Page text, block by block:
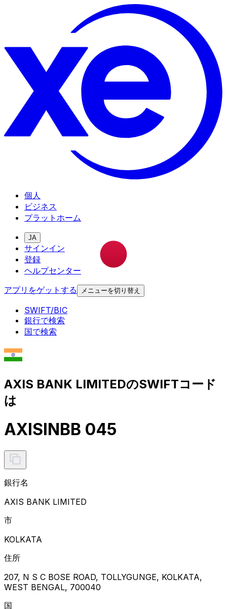
個人
ビジネス
プラットホーム
JA
サインイン
登録
ヘルプセンター
アプリをゲットする
メニューを切り替え
SWIFT/BIC
銀行で検索
国で検索
AXIS BANK LIMITEDのSWIFTコード
は
AXISINBB 045
銀行名
AXIS BANK LIMITED
市
KOLKATA
住所
207, N S C BOSE ROAD, TOLLYGUNGE, KOLKATA,
WEST BENGAL, 700040
国